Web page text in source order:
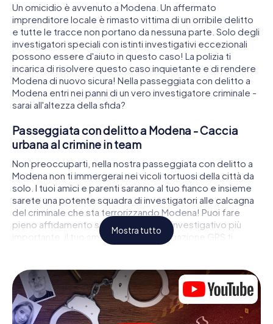
Un omicidio è avvenuto a Modena. Un affermato
imprenditore locale è rimasto vittima di un orribile delitto
e tutte le tracce non portano da nessuna parte. Solo degli
investigatori speciali con istinti investigativi eccezionali
possono essere d'aiuto in questo caso! La polizia ti
incarica di risolvere questo caso inquietante e di rendere
Modena di nuovo sicura! Nella passeggiata con delitto a
Modena entri nei panni di un vero investigatore criminale -
sarai all'altezza della sfida?
Passeggiata con delitto a Modena - Caccia
urbana al crimine in team
Non preoccuparti, nella nostra passeggiata con delitto a
Modena non ti immergerai nei vicoli tortuosi della città da
solo. I tuoi amici e parenti saranno al tuo fianco e insieme
sarete una potente squadra di investigatori alle calcagna
del criminale che sta terrorizzando Modena! Puoi fare
pieno affidamento sul tuo strumento investigativo più
importante, il tuo smartphone. La navigazione GPS ti
guiderà nella ricerca di indizi sulla scena del crimine, in
infine all'assassino. Risolvi ovunque enigmi difficili
avvicinandoti sempre di più alla soluzione del caso.
Diversamente da una classica cena con delitto a Modena,
tu determini gli eventi, ti muovi all'aria aperta e scopri la
Mostra tutto